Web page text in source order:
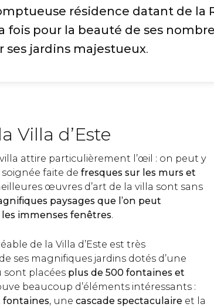
résidence datant de la
fois pour la beauté de ses
ses jardins majestueux.
Villa d’Este
attire particulièrement l’œil : on peut y
faite de fresques sur les murs et
œuvres d’art de la villa sont sans
paysages que l’on peut
immenses fenêtres.
de la Villa d’Este est très
ses magnifiques jardins dotés d’une
sont placées plus de 500 fontaines et
beaucoup d’éléments intéressants :
fontaines, une cascade spectaculaire et la